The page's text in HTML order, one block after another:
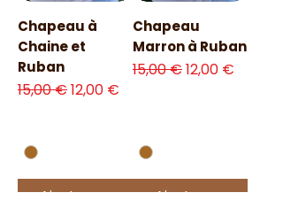
Chapeau à
Chaine et
Ruban
Prix original
15,00 €Prix promotionnel
12,00 €
Ajouter au
Chapeau
Marron à Ruban
Prix original
15,00 €Prix
12,00 €
Ajouter au